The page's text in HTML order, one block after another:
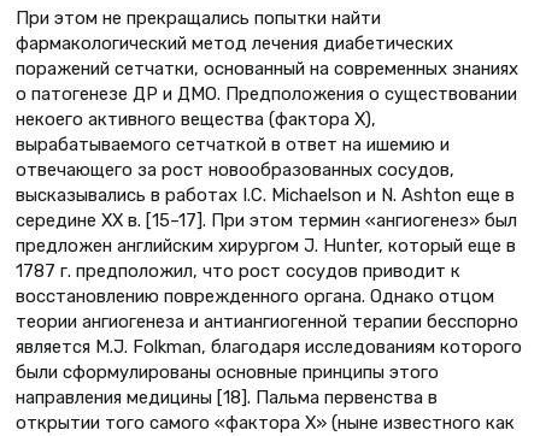
При этом не прекращались попытки найти
фармакологический метод лечения диабетических
поражений сетчатки, основанный на современных знаниях
о патогенезе ДР и ДМО. Предположения о существовании
некоего активного вещества (фактора Х),
вырабатываемого сетчаткой в ответ на ишемию и
отвечающего за рост новообразованных сосудов,
высказывались в работах I.C. Michaelson и N. Ashton еще в
середине XX в. [15–17]. При этом термин «ангиогенез» был
предложен английским хирургом J. Hunter, который еще в
1787 г. предположил, что рост сосудов приводит к
восстановлению поврежденного органа. Однако отцом
теории ангиогенеза и антиангиогенной терапии бесспорно
является M.J. Folkman, благодаря исследованиям которого
были сформулированы основные принципы этого
направления медицины [18]. Пальма первенства в
открытии того самого «фактора Х» (ныне известного как